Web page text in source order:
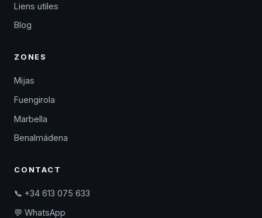
Liens utiles
Blog
ZONES
Mijas
Fuengirola
Marbella
Benalmádena
CONTACT
📞 +34 613 075 633
💬 WhatsApp